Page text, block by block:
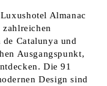
Almanac
Catalunya und
Ausgangspunkt,
Die 91
Design sind